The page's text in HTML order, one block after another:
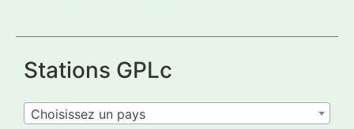
Stations GPLc
Choisissez un pays